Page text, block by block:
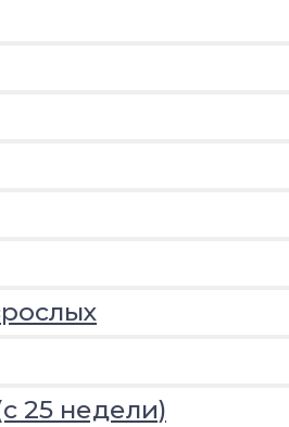
25 недели)